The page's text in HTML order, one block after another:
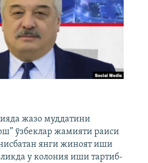
жазо муддатини
ўзбеклар жамияти раиси
янги жиноят иши
у колония иши тартиб-